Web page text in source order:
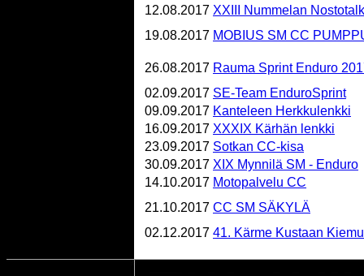
12.08.2017 XXIII Nummelan
19.08.2017 MOBIUS SM CC
26.08.2017 Rauma Sprint Enduro
02.09.2017 SE-Team EnduroSprint
09.09.2017 Kanteleen Herkkulenkki
16.09.2017 XXXIX Kärhän lenkki
23.09.2017 Sotkan CC-kisa
30.09.2017 XIX Mynnilä SM - Enduro
14.10.2017 Motopalvelu CC
21.10.2017 CC SM SÄKYLÄ
02.12.2017 41. Kärme Kustaan